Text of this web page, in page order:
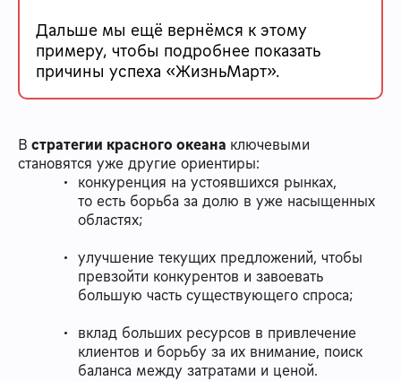
Дальше мы ещё вернёмся к этому
примеру, чтобы подробнее показать
причины успеха «ЖизньМарт».
В стратегии красного океана ключевыми
становятся уже другие ориентиры:
конкуренция на устоявшихся рынках,
то есть борьба за долю в уже насыщенных
областях;
улучшение текущих предложений, чтобы
превзойти конкурентов и завоевать
большую часть существующего спроса;
вклад больших ресурсов в привлечение
клиентов и борьбу за их внимание, поиск
баланса между затратами и ценой.